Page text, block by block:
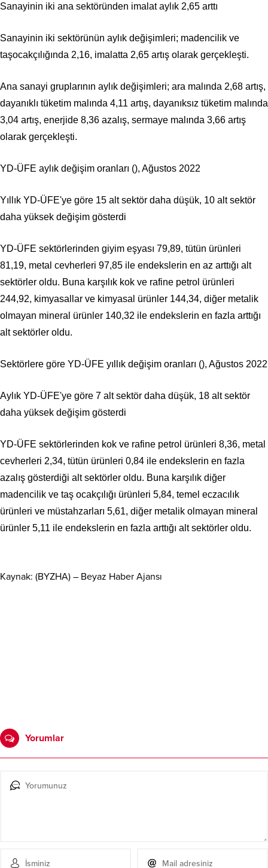
Sanayinin iki ana sektöründen imalat aylık 2,65 arttı
Sanayinin iki sektörünün aylık değişimleri; madencilik ve
taşocakçılığında 2,16, imalatta 2,65 artış olarak gerçekleşti.
Ana sanayi gruplarının aylık değişimleri; ara malında 2,68 artış,
dayanıklı tüketim malında 4,11 artış, dayanıksız tüketim malında
3,04 artış, enerjide 8,36 azalış, sermaye malında 3,66 artış
olarak gerçekleşti.
YD-ÜFE aylık değişim oranları (), Ağustos 2022
Yıllık YD-ÜFE'ye göre 15 alt sektör daha düşük, 10 alt sektör
daha yüksek değişim gösterdi
YD-ÜFE sektörlerinden giyim eşyası 79,89, tütün ürünleri
81,19, metal cevherleri 97,85 ile endekslerin en az arttığı alt
sektörler oldu. Buna karşılık kok ve rafine petrol ürünleri
244,92, kimyasallar ve kimyasal ürünler 144,34, diğer metalik
olmayan mineral ürünler 140,32 ile endekslerin en fazla arttığı
alt sektörler oldu.
Sektörlere göre YD-ÜFE yıllık değişim oranları (), Ağustos 2022
Aylık YD-ÜFE'ye göre 7 alt sektör daha düşük, 18 alt sektör
daha yüksek değişim gösterdi
YD-ÜFE sektörlerinden kok ve rafine petrol ürünleri 8,36, metal
cevherleri 2,34, tütün ürünleri 0,84 ile endekslerin en fazla
azalış gösterdiği alt sektörler oldu. Buna karşılık diğer
madencilik ve taş ocakçılığı ürünleri 5,84, temel eczacılık
ürünleri ve müstahzarları 5,61, diğer metalik olmayan mineral
ürünler 5,11 ile endekslerin en fazla arttığı alt sektörler oldu.
Kaynak: (BYZHA) – Beyaz Haber Ajansı
Yorumlar